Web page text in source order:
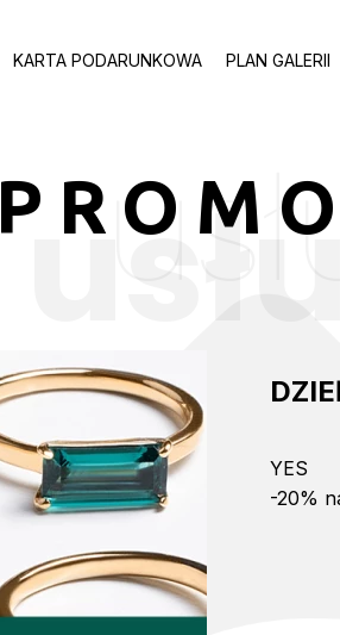
KARTA PODARUNKOWA PLAN GALERII
YES
-20%